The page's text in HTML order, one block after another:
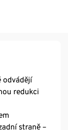
odvádějí
redukci
straně –